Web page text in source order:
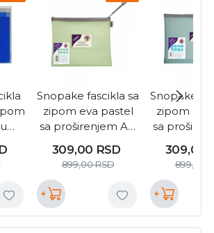
Snopake fascikla sa
zipom eva pastel
sa proširenjem A5,
309,00 RSD
899,00RSD
+
Snopake
zipom
sa
309,00
899,00
+